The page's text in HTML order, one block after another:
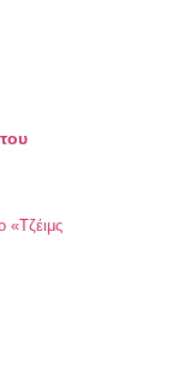
«Τζέιμς